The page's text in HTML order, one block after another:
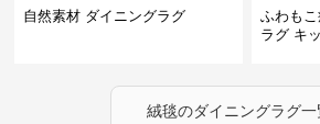
自然素材 ダイニングラグ
ふわも
ラグ キ
絨毯のダイニングラグ一